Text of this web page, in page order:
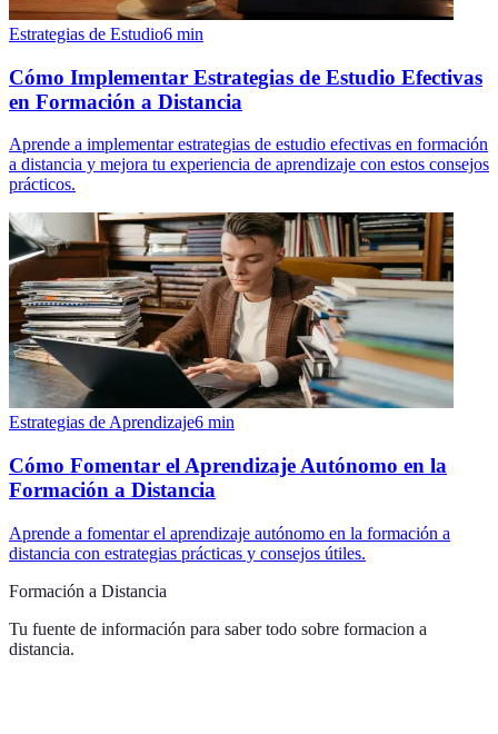
Estrategias de Estudio6 min
Cómo Implementar Estrategias de Estudio Efectivas
en Formación a Distancia
Aprende a implementar estrategias de estudio efectivas en formación
a distancia y mejora tu experiencia de aprendizaje con estos consejos
prácticos.
Estrategias de Aprendizaje6 min
Cómo Fomentar el Aprendizaje Autónomo en la
Formación a Distancia
Aprende a fomentar el aprendizaje autónomo en la formación a
distancia con estrategias prácticas y consejos útiles.
Formación a Distancia
Tu fuente de información para saber todo sobre formacion a
distancia.